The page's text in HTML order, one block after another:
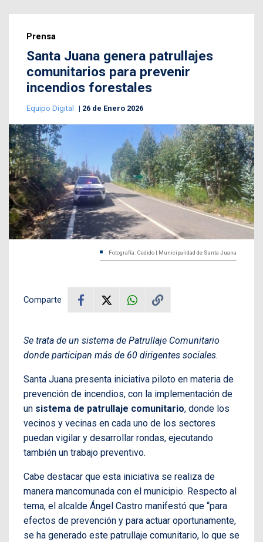
Prensa
Santa Juana genera patrullajes
comunitarios para prevenir
incendios forestales
Equipo Digital 26 de Enero 2026
Fotografía: Cedido | Municipalidad de Santa Juana
Comparte
Se trata de un sistema de Patrullaje Comunitario
donde participan más de 60 dirigentes sociales.
Santa Juana presenta iniciativa piloto en materia de
prevención de incendios, con la implementación de
un sistema de patrullaje comunitario, donde los
vecinos y vecinas en cada uno de los sectores
puedan vigilar y desarrollar rondas, ejecutando
también un trabajo preventivo.
Cabe destacar que esta iniciativa se realiza de
manera mancomunada con el municipio. Respecto al
tema, el alcalde Ángel Castro manifestó que “para
efectos de prevención y para actuar oportunamente,
se ha generado este patrullaje comunitario, lo que se